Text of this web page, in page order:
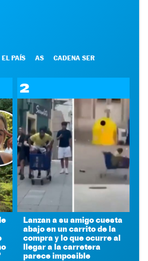
EL PAÍS AS CADENA SER
2
Lanzan a su amigo cuesta
abajo en un carrito de la
compra y lo que ocurre al
llegar a la carretera
parece imposible